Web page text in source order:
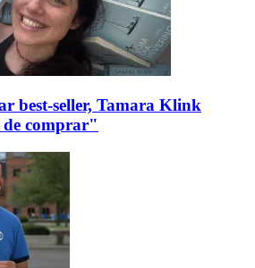
best-seller, Tamara Klink
comprar"